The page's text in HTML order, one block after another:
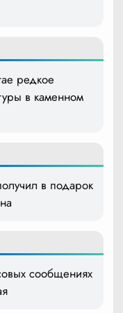
редкое
в каменном
в подарок
сообщениях